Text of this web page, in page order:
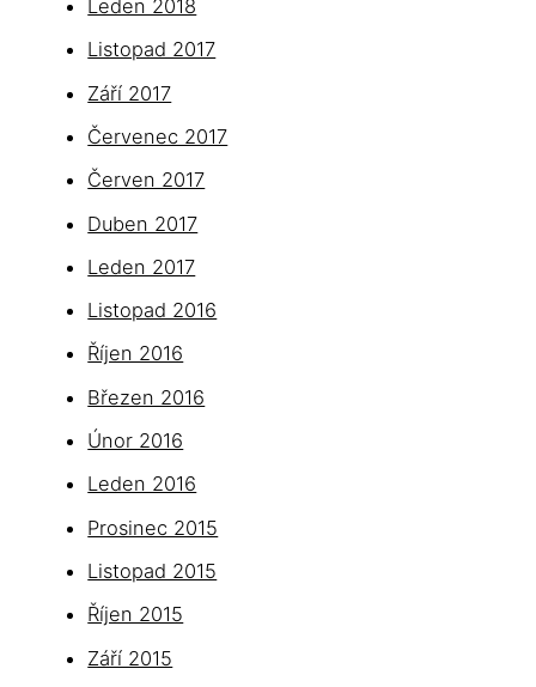
Leden 2018
Listopad 2017
Září 2017
Červenec 2017
Červen 2017
Duben 2017
Leden 2017
Listopad 2016
Říjen 2016
Březen 2016
Únor 2016
Leden 2016
Prosinec 2015
Listopad 2015
Říjen 2015
Září 2015